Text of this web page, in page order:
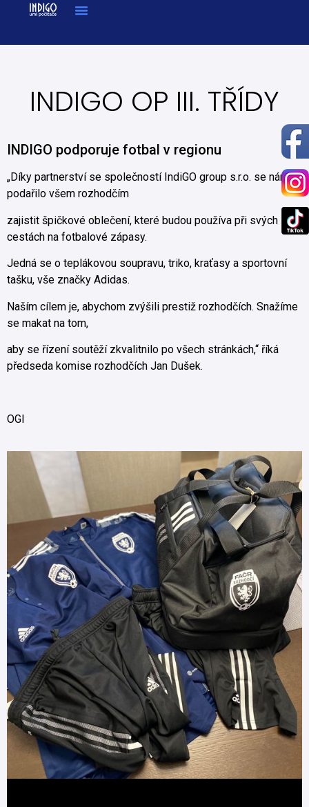
INDIGO OP III. TŘÍDY
INDIGO podporuje fotbal v regionu
„Díky partnerství se společností IndiGO group s.r.o. se nám
podařilo všem rozhodčím
zajistit špičkové oblečení, které budou používa při svých
cestách na fotbalové zápasy.
Jedná se o teplákovou soupravu, triko, kraťasy a sportovní
tašku, vše značky Adidas.
Naším cílem je, abychom zvýšili prestiž rozhodčích. Snažíme
se makat na tom,
aby se řízení soutěží zkvalitnilo po všech stránkách,“ říká
předseda komise rozhodčích Jan Dušek.
OGI